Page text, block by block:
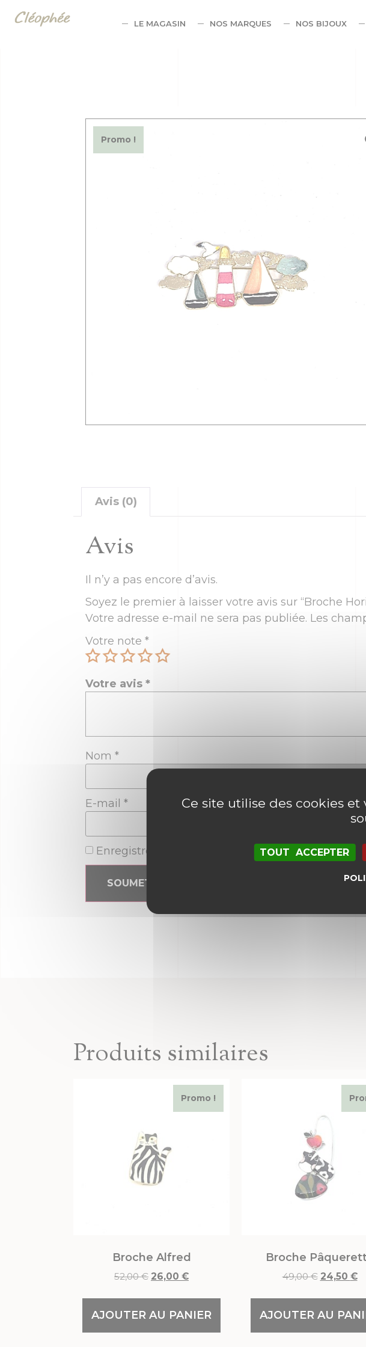
LE MAGASIN NOS MARQUES NOS BIJOUX
Promo !
Avis (0)
Avis
Il n’y a pas encore d’avis.
Soyez le premier à laisser votre avis sur “Broche
Votre adresse e-mail ne sera pas publiée. Les
Votre note *
Votre avis *
Nom *
E-mail *
Enregistrer mon nom, mon e-mail et mon site
Produits similaires
Promo !
Broche Alfred
52,00€ 26,00 €
AJOUTER AU PANIER
Broche
49,00€ 24,50 €
AJOUTER AU
Ce site utilise des cookies
TOUT ACCEPTER